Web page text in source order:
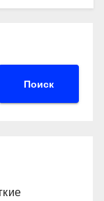
Поиск